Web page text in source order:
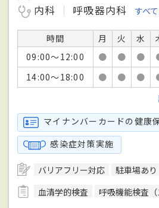
内科
呼吸器内科 すべ
時間 月 火 水
09:00～12:00
● ● ●
14:00～18:00
● ● ●
マイナンバーカードの健康
感染症対策実施
バリアフリー対応 駐車場あり
血清学的検査
呼吸機能検査（